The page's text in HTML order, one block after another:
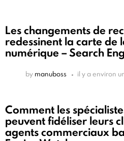
Les changements de
redessinent la carte de
numérique – Search
by manuboss il y a environ
Comment les
peuvent fidéliser leurs
agents commerciaux